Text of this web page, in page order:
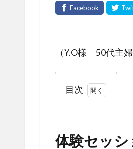
（Y.O様 50代主婦
目次
ショ
体験セッシ